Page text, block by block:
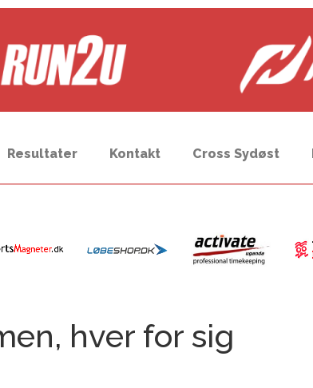
Resultater Kontakt Cross Sydøst
hver for sig